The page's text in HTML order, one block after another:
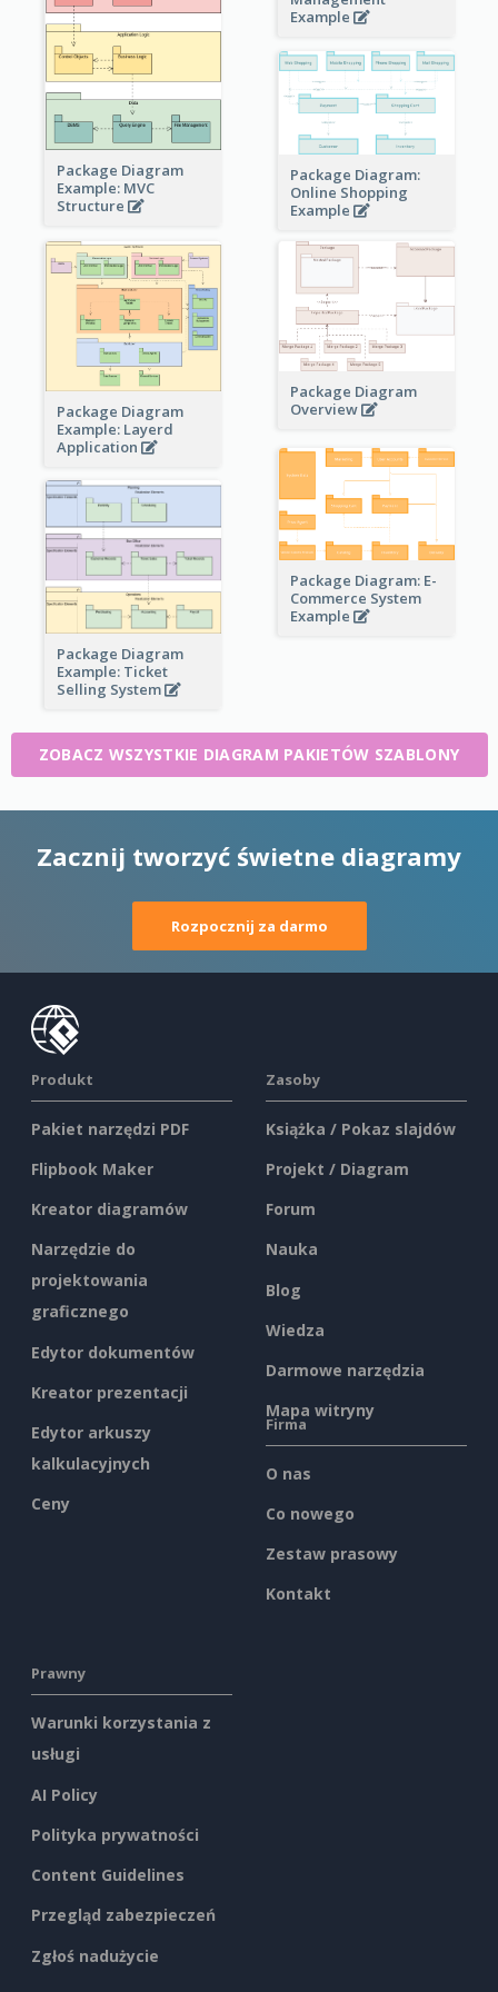
Example
Package Diagram
Example: MVC
Structure
Package Diagram:
Online Shopping
Example
Package Diagram
Example: Layerd
Application
Package Diagram
Overview
Package Diagram: E-
Commerce System
Example
Package Diagram
Example: Ticket
Selling System
ZOBACZ WSZYSTKIE DIAGRAM PAKIETÓW SZABLONY
Zacznij tworzyć świetne diagramy
Rozpocznij za darmo
Produkt
Pakiet narzędzi PDF
Flipbook Maker
Kreator diagramów
Narzędzie do
projektowania
graficznego
Edytor dokumentów
Kreator prezentacji
Edytor arkuszy
kalkulacyjnych
Ceny
Zasoby
Książka / Pokaz slajdów
Projekt / Diagram
Forum
Nauka
Blog
Wiedza
Darmowe narzędzia
Mapa witryny
Firma
O nas
Co nowego
Zestaw prasowy
Kontakt
Prawny
Warunki korzystania z
usługi
AI Policy
Polityka prywatności
Content Guidelines
Przegląd zabezpieczeń
Zgłoś nadużycie